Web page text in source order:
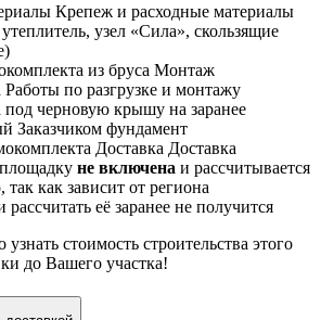
Крепеж и расходные материалы
узел «Сила», скользящие
Монтаж
Работы по разгрузке и монтажу
под черновую крышу на заранее
Заказчиком фундамент
Доставка Доставка
не включена и рассчитывается
так как зависит от региона
рассчитать её заранее не получится
стоимость строительства этого
до Вашего участка!